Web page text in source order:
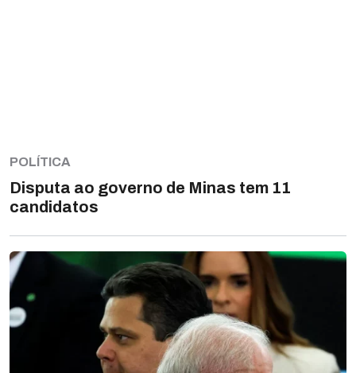
POLÍTICA
Disputa ao governo de Minas tem 11
candidatos